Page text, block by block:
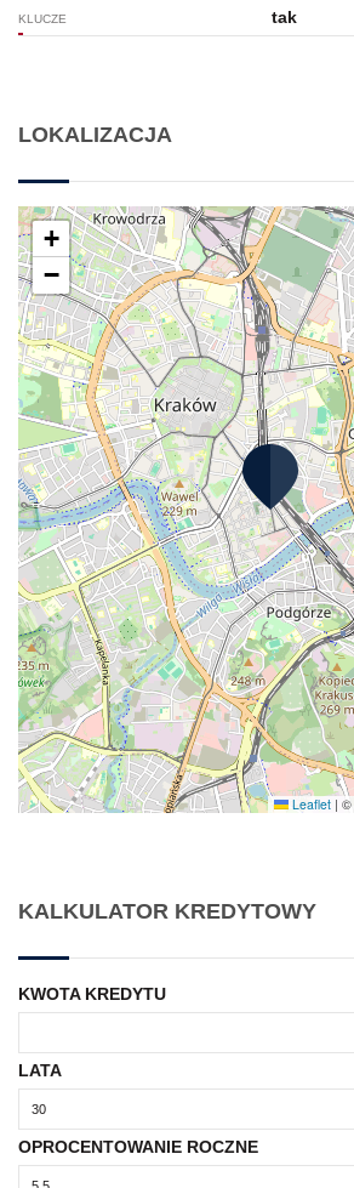
KLUCZE tak
LOKALIZACJA
+
−
Leaflet | ©
KALKULATOR KREDYTOWY
KWOTA KREDYTU
LATA
OPROCENTOWANIE ROCZNE